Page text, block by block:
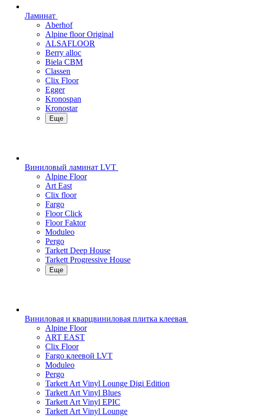
Ламинат
Aberhof
Alpine floor Original
ALSAFLOOR
Berry alloc
Biela CBM
Classen
Clix Floor
Egger
Kronospan
Kronostar
Еще
Виниловый ламинат LVT
Alpine Floor
Art East
Clix floor
Fargo
Floor Click
Floor Faktor
Moduleo
Pergo
Tarkett Deep House
Tarkett Progressive House
Еще
Виниловая и кварцвиниловая плитка клеевая
Alpine Floor
ART EAST
Clix Floor
Fargo клеевой LVT
Moduleo
Pergo
Tarkett Art Vinyl Lounge Digi Edition
Tarkett Art Vinyl Blues
Tarkett Art Vinyl EPIC
Tarkett Art Vinyl Lounge